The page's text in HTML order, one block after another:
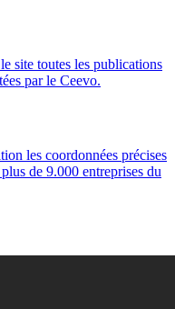
site toutes les publications
par le Ceevo.
les coordonnées précises
de 9.000 entreprises du